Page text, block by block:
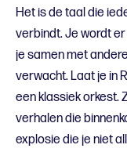
Het is de taal die
verbindt. Je wordt
je samen met
verwacht. Laat je in
een klassiek orkest.
verhalen die
explosie die je niet